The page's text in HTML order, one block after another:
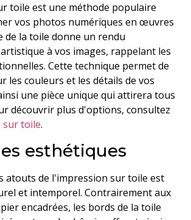
toile est une méthode populaire
vos photos numériques en œuvres
de la toile donne un rendu
à vos images, rappelant les
Cette technique permet de
les couleurs et les détails de vos
une pièce unique qui attirera tous
découvrir plus d'options, consultez
toile.
esthétiques
atouts de l'impression sur toile est
et intemporel. Contrairement aux
encadrées, les bords de la toile